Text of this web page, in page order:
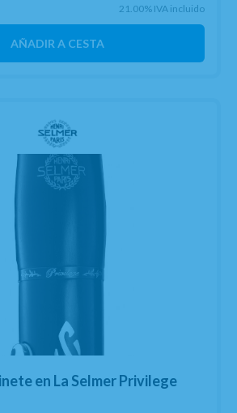
21.00% IVA incluido
AÑADIR A CESTA
en La Selmer Privilege